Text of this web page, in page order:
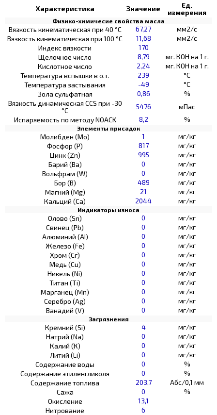
Характеристика Значение
Ед.
измерения
Физико-химичесие свойства масла
Вязкость кинематическая при 40 °С 67,27
мм2/с
Вязкость кинематическая при 100 °С
11,68
мм2/с
Индекс вязкости
170
Щелочное число
8,79
мг. КОН на 1 г.
Кислотное число
2,24
мг. КОН на 1 г.
Температура вспышки в о.т.
239
°C
Температура застывания
-49
°C
Зола сульфатная
0,86
%
Вязкость динамическая CCS при -30
°С
5476
мПас
Испаряемость по методу NOACK
8,2 %
Элементы присадок
Молибден (Мо) 1
мг/кг
Фосфор (Р)
817
мг/кг
Цинк (Zn)
995
мг/кг
Барий (Ва)
0
мг/кг
Вольфрам (W)
0
мг/кг
Бор (В)
489
мг/кг
Магний (Mg)
21
мг/кг
Кальций (Са)
2044 мг/кг
Индикаторы износа
Олово (Sn) 0
мг/кг
Свинец (Pb)
0
мг/кг
Алюминий (AI)
0
мг/кг
Железо (Fe)
0
мг/кг
Хром (Сг)
0
мг/кг
Медь (Cu)
0
мг/кг
Никель (Ni)
0
мг/кг
Титан (Ti)
0
мг/кг
Марганец (Mn)
0
мг/кг
Серебро (Ag)
0
мг/кг
Ванадий (V)
0 мг/кг
Загрязнения
Кремний (Si) 4
мг/кг
Натрий (Na)
0
мг/кг
Калий (К)
0
мг/кг
Литий (Li)
0
мг/кг
Содержание воды
0
%
Содержание этиленгликоля
0
%
Содержание топлива
203,7
Абс/0,1 мм
Сажа
0
%
Окисление
13,1
Нитрование
6